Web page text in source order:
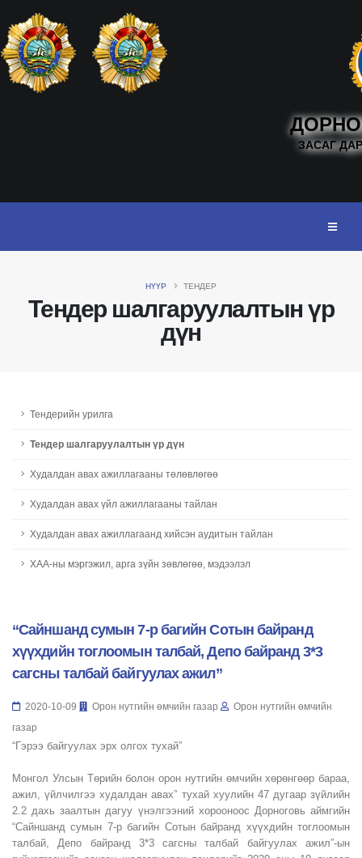
ЗАСАГ
НҮҮР ТЕНДЕР
Тендер шалгаруулалтын үр
дүн
Тендерийн урилга
Тендер шалгаруулалтын үр дүн
Худалдан авах ажиллагааны төлөвлөгөө
Худалдан авах үйл ажиллагааны тайлан
Худалдан авах ажиллагаанд хийсэн аудитын тайлан
ХАА-ны мэргэжил, арга зүйн зөвлөгөө, мэдээлэл
“Сайншанд сумын 7-р багийн Сотын байранд
хүүхдийн тоглоомын талбай, Депо байранд 3*3
сагсны талбай байгуулах ажил”
2020-10-09 Орон нутгийн өмчийн газар
Орон нутгийн өмчийн
газар
“Гэрээ байгуулах эрх олгох тухай”
Монгол Улсын Төрийн болон орон нутгийн өмчийн хөрөнгөөр бараа,
ажил, үйлчилгээ худалдан авах” тухай хуулийн 47 дугаар зүйлийн
2.2 дахь заалтын дагуу үнэлгээний хорооноос Дорноговь аймгийн
“Сайншанд сумын 7-р багийн Сотын байранд хүүхдийн тоглоомын
талбай, Депо байранд 3*3 сагсны талбай байгуулах ажил”-ын